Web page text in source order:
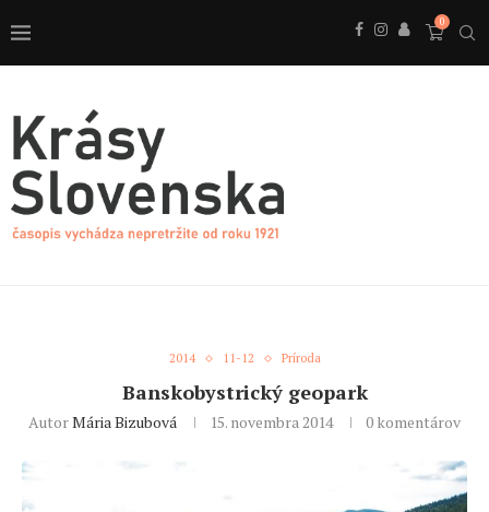
0
2014 11-12 Príroda
Banskobystrický geopark
AutorMária Bizubová 15. novembra 2014 0 komentárov